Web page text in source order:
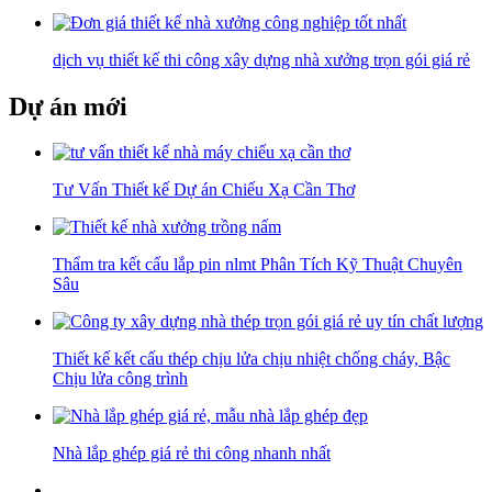
dịch vụ thiết kế thi công xây dựng nhà xưởng trọn gói giá rẻ
Dự án mới
Tư Vấn Thiết kế Dự án Chiếu Xạ Cần Thơ
Thẩm tra kết cấu lắp pin nlmt Phân Tích Kỹ Thuật Chuyên
Sâu
Thiết kế kết cấu thép chịu lửa chịu nhiệt chống cháy, Bậc
Chịu lửa công trình
Nhà lắp ghép giá rẻ thi công nhanh nhất